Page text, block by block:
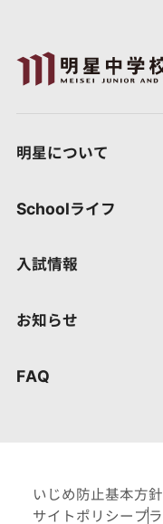
明星について
Schoolライフ
入試情報
お知らせ
FAQ
いじめ防止基本方針
サイトポリシー プ